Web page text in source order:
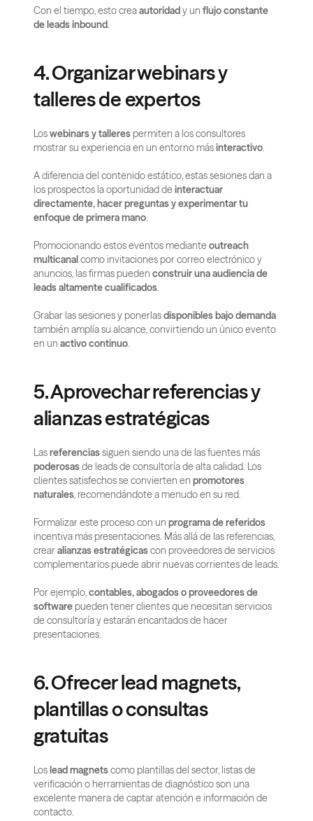
Con el tiempo, esto crea autoridad y un flujo constante
de leads inbound.
4. Organizar webinars y
talleres de expertos
Los webinars y talleres permiten a los consultores
mostrar su experiencia en un entorno más interactivo.
A diferencia del contenido estático, estas sesiones dan a
los prospectos la oportunidad de interactuar
directamente, hacer preguntas y experimentar tu
enfoque de primera mano.
Promocionando estos eventos mediante outreach
multicanal como invitaciones por correo electrónico y
anuncios, las firmas pueden construir una audiencia de
leads altamente cualificados.
Grabar las sesiones y ponerlas disponibles bajo demanda
también amplía su alcance, convirtiendo un único evento
en un activo continuo.
5. Aprovechar referencias y
alianzas estratégicas
Las referencias
poderosas de leads de consultoría de alta calidad. Los
clientes satisfechos se convierten en promotores
naturales, recomendándote a menudo en su red.
Formalizar este proceso con un programa de referidos
incentiva más presentaciones. Más allá de las referencias,
crear alianzas estratégicas con proveedores de servicios
complementarios puede abrir nuevas corrientes de leads.
Por ejemplo, contables, abogados o proveedores de
software pueden tener clientes que necesitan servicios
de consultoría y estarán encantados de hacer
presentaciones.
6. Ofrecer lead magnets,
plantillas o consultas
gratuitas
Los lead magnets como plantillas del sector, listas de
verificación o herramientas de diagnóstico son una
excelente manera de captar atención e información de
contacto.